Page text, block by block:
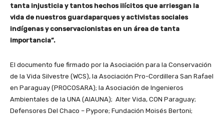
tanta injusticia y tantos hechos ilícitos que arriesgan la
vida de nuestros guardaparques y activistas sociales
indígenas y conservacionistas en un área de tanta
importancia”.
El documento fue firmado por la Asociación para la Conservación
de la Vida Silvestre (WCS), la Asociación Pro-Cordillera San Rafael
en Paraguay (PROCOSARA); la Asociación de Ingenieros
Ambientales de la UNA (AIAUNA); Alter Vida, CON Paraguay;
Defensores Del Chaco – Pypore; Fundación Moisés Bertoni;